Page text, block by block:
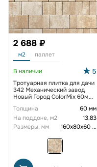
2 688 ₽
м2 паллет
В наличии 5
Тротуарная плитка для дачи
342 Механический завод
Новый Город ColorMix 60мм
Толщина
60 мм
На поддоне, м2
13,83
Размеры, мм
160х80х60...